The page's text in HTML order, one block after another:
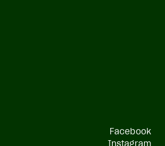
Facebook
Instagram